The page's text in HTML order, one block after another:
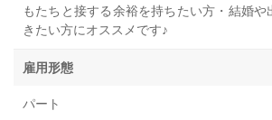
もたちと接する余裕を持ちたい方・結婚や
きたい方にオススメです♪
雇用形態
パート